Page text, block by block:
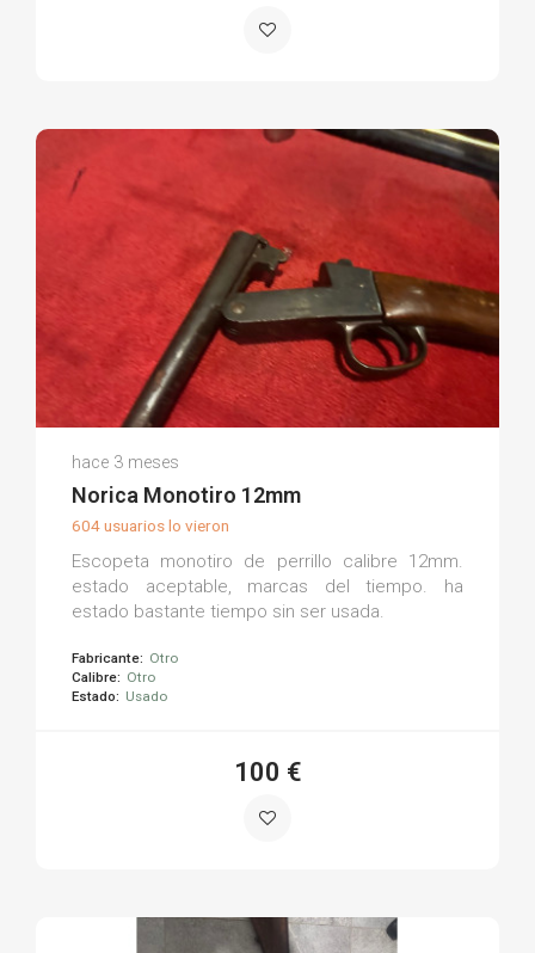
hace 3 meses
Norica Monotiro 12mm
604 usuarios lo vieron
Escopeta monotiro de perrillo calibre 12mm.
estado aceptable, marcas del tiempo. ha
estado bastante tiempo sin ser usada.
Fabricante: Otro
Calibre: Otro
Estado: Usado
100 €